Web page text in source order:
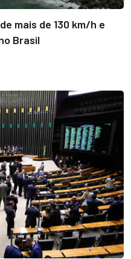
mais de 130 km/h e
Brasil